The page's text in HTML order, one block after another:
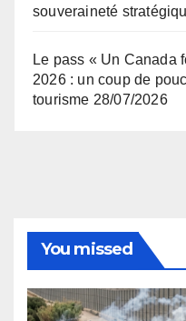
souveraineté
Le pass « Un Canada
2026 : un coup de
tourisme 28/07/2026
You missed